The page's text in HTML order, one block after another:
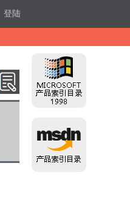
登陆